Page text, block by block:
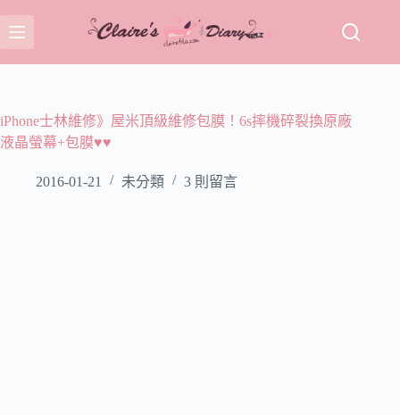
至
主
容
iPhone士林維修》屋米頂級維修包膜！6s摔機碎裂換原廠
液晶螢幕+包膜♥♥
2016-01-21 未分類 3 則留言